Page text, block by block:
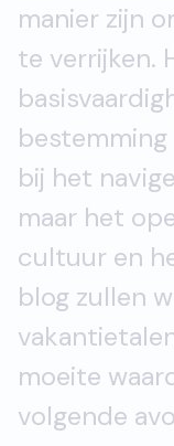
manier zijn
te verrijken.
bij het
maar het
cultuur en
blog zullen
moeite
volgende